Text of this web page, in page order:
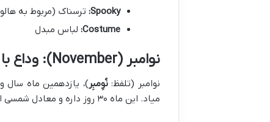
Spooky: ترسناک (مربوط به
Costume: لباس مبدل
نوامبر (November): وداع با پاییز و سلام به زمستان
نوامبر (تلفظ:نُوِمبِر
میاد. این ماه ۳۰ روز داره و معادل شمسی اش از